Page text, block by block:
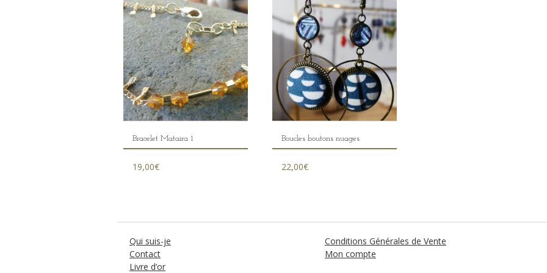
Bracelet Mataira 1
19,00€
Boucles boutons nuages
22,00€
Qui suis-je
Contact
Livre d’or
Conditions Générales de Vente
Mon compte